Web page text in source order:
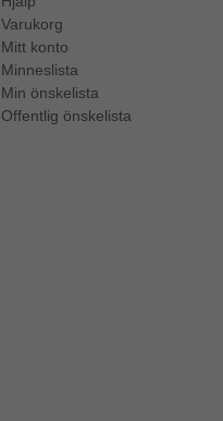
Varukorg
Mitt konto
Minneslista
Min önskelista
Offentlig önskelista